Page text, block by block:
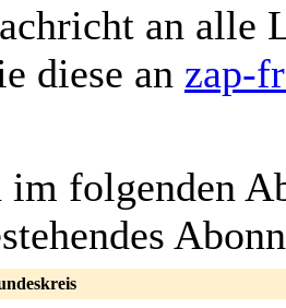
an alle
diese an zap-
im folgenden